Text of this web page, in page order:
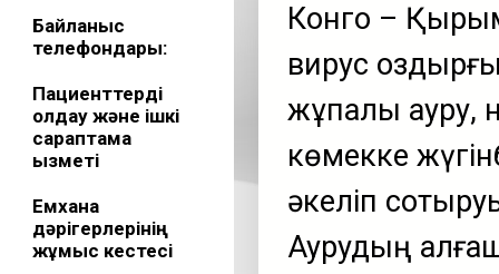
Байланыс
телефондары:
Пациенттерді
қолдау және ішкі
сараптама
қызметі
Емхана
дәрігерлерінің
жұмыс кестесі
Конго –
вирус
жұқпалы ауру,
көмекке
әкеліп
Аурудың